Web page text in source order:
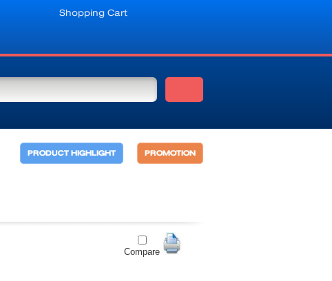
Shopping Cart
PROMOTION
PRODUCT HIGHLIGHT
Compare